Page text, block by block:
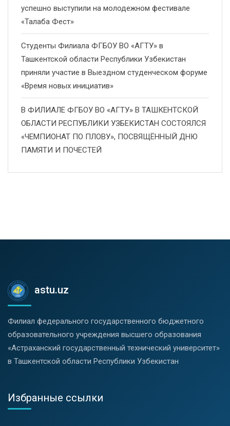
успешно выступили на молодежном фестивале
«Талаба Фест»
Студенты Филиала ФГБОУ ВО «АГТУ» в
Ташкентской области Республики Узбекистан
приняли участие в Выездном студенческом форуме
«Время новых инициатив»
В ФИЛИАЛЕ ФГБОУ ВО «АГТУ» В ТАШКЕНТСКОЙ
ОБЛАСТИ РЕСПУБЛИКИ УЗБЕКИСТАН СОСТОЯЛСЯ
«ЧЕМПИОНАТ ПО ПЛОВУ», ПОСВЯЩЁННЫЙ ДНЮ
ПАМЯТИ И ПОЧЕСТЕЙ
astu.uz
Филиал федерального государственного бюджетного
образовательного учреждения высшего образования
«Астраханский государственный технический университет»
в Ташкентской области Республики Узбекистан
Избранные ссылки